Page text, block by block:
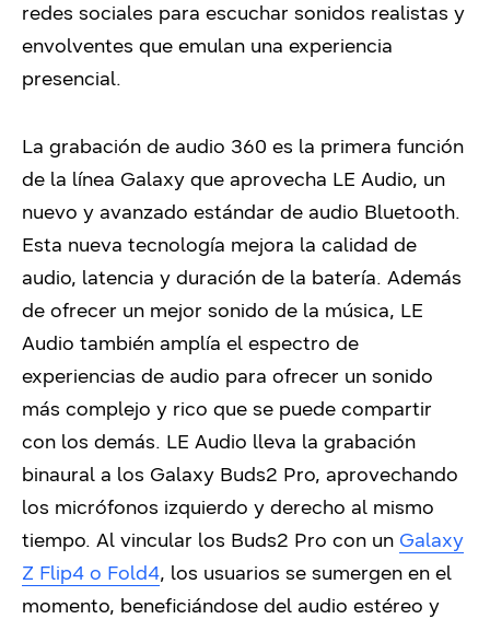
redes sociales para escuchar sonidos realistas y
envolventes que emulan una experiencia
presencial.
La grabación de audio 360 es la primera función
de la línea Galaxy que aprovecha LE Audio, un
nuevo y avanzado estándar de audio Bluetooth.
Esta nueva tecnología mejora la calidad de
audio, latencia y duración de la batería. Además
de ofrecer un mejor sonido de la música, LE
Audio también amplía el espectro de
experiencias de audio para ofrecer un sonido
más complejo y rico que se puede compartir
con los demás. LE Audio lleva la grabación
binaural a los Galaxy Buds2 Pro, aprovechando
los micrófonos izquierdo y derecho al mismo
tiempo. Al vincular los Buds2 Pro con un Galaxy
Z Flip4 o Fold4, los usuarios se sumergen en el
momento, beneficiándose del audio estéreo y